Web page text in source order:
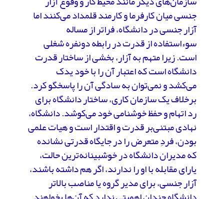
جنسی میان کارفرما و کارمند قلمداد می‌کنند اما
آزار جنسی در دانشگاه، فراتر از مساله
سوءاستفاده از قدرت در رابطه دونفره شغلی
است. زیرا متهم به آزار، بخشی از ساختار قدرت
دانشگاه است که اعتبار آن را با خود یدک
می‌کشد و نمی‌توان به سادگی آن را پاسخگو کرد.
برخلاف یک سازمان کاری، ساختار دانشگاه برای
رد اتهام و حفظ خوشنامی خود می‌کوشد. دانشگاه،
نهادی مبتنی‌بر قدرت و اقتدار است و هیات علمی
بودن، فردِ متعرض را در جایگاه قدرتی نشانده
که مدیران دانشگاه در خوشبینانه‌ترین حالت،
یارای مقابله با او را ندارند، اگر هم داشته باشند،
آزار جنسی، برای مدیر گروه یا مناصب بالاتر